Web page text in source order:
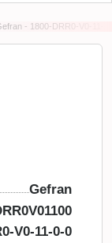
- 1800-DRR0-V0-11-
Gefran
V0-11-0-0